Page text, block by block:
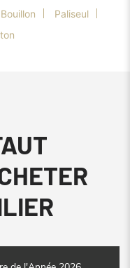
Bouillon
Paliseul